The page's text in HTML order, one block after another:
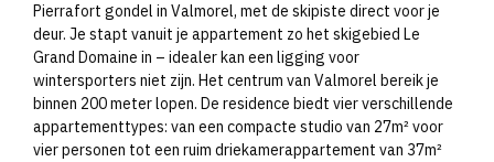
Pierrafort gondel in Valmorel, met de skipiste direct voor je
deur. Je stapt vanuit je appartement zo het skigebied Le
Grand Domaine in – idealer kan een ligging voor
wintersporters niet zijn. Het centrum van Valmorel bereik je
binnen 200 meter lopen. De residence biedt vier verschillende
appartementtypes: van een compacte studio van 27m² voor
vier personen tot een ruim driekamerappartement van 37m²